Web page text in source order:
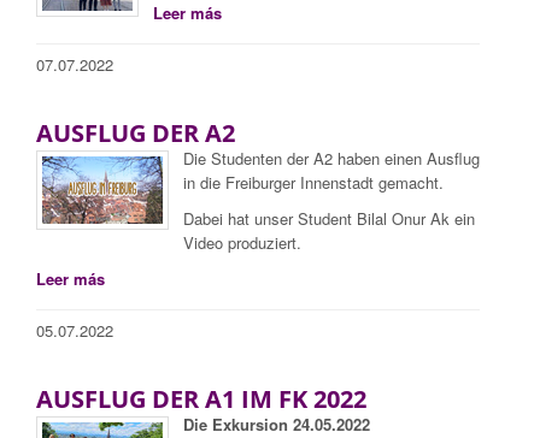
Leer más
07.07.2022
AUSFLUG DER A2
Die Studenten der A2 haben einen Ausflug
in die Freiburger Innenstadt gemacht.
Dabei hat unser Student Bilal Onur Ak ein
Video produziert.
Leer más
05.07.2022
AUSFLUG DER A1 IM FK 2022
Die Exkursion 24.05.2022